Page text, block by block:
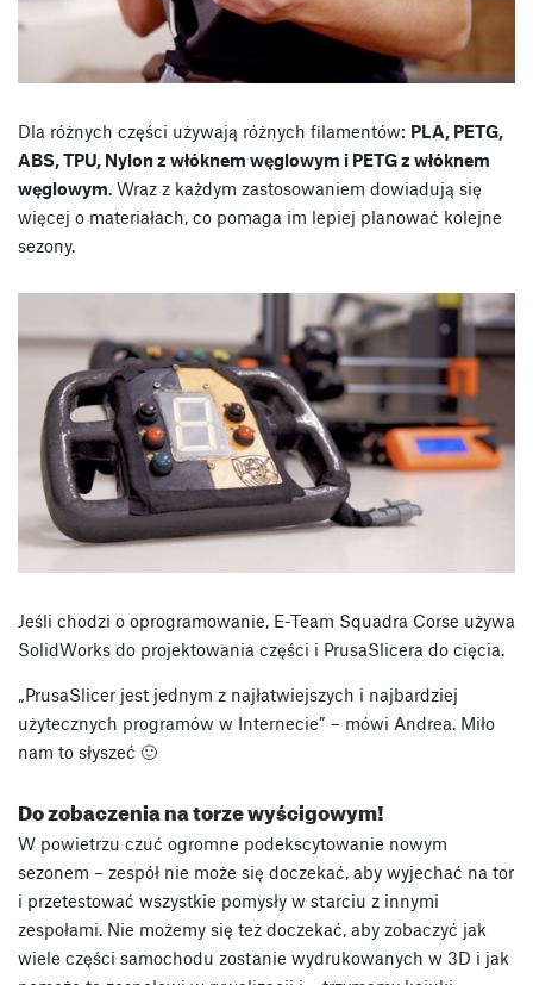
Dla różnych części używają różnych filamentów: PLA, PETG,
ABS, TPU, Nylon z włóknem węglowym i PETG z włóknem
węglowym. Wraz z każdym zastosowaniem dowiadują się
więcej o materiałach, co pomaga im lepiej planować kolejne
sezony.
Jeśli chodzi o oprogramowanie, E-Team Squadra Corse używa
SolidWorks do projektowania części i PrusaSlicera do cięcia.
„PrusaSlicer jest jednym z najłatwiejszych i najbardziej
użytecznych programów w Internecie” – mówi Andrea. Miło
nam to słyszeć 🙂
Do zobaczenia na torze wyścigowym!
W powietrzu czuć ogromne podekscytowanie nowym
sezonem – zespół nie może się doczekać, aby wyjechać na tor
i przetestować wszystkie pomysły w starciu z innymi
zespołami. Nie możemy się też doczekać, aby zobaczyć jak
wiele części samochodu zostanie wydrukowanych w 3D i jak